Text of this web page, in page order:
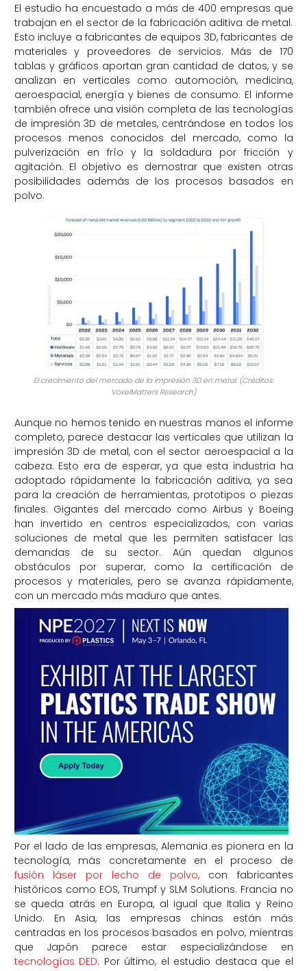
El estudio ha encuestado a más de 400 empresas que
trabajan en el sector de la fabricación aditiva de metal.
Esto incluye a fabricantes de equipos 3D, fabricantes de
materiales y proveedores de servicios. Más de 170
tablas y gráficos aportan gran cantidad de datos, y se
analizan en verticales como automoción, medicina,
aeroespacial, energía y bienes de consumo. El informe
también ofrece una visión completa de las tecnologías
de impresión 3D de metales, centrándose en todos los
procesos menos conocidos del mercado, como la
pulverización en frío y la soldadura por fricción y
agitación. El objetivo es demostrar que existen otras
posibilidades además de los procesos basados en
polvo.
El crecimiento del mercado de la impresión 3D en metal. (Créditos:
VoxelMatters Research)
Aunque no hemos tenido en nuestras manos el informe
completo, parece destacar las verticales que utilizan la
impresión 3D de metal, con el sector aeroespacial a la
cabeza. Esto era de esperar, ya que esta industria ha
adoptado rápidamente la fabricación aditiva, ya sea
para la creación de herramientas, prototipos o piezas
finales. Gigantes del mercado como Airbus y Boeing
han invertido en centros especializados, con varias
soluciones de metal que les permiten satisfacer las
demandas de su sector. Aún quedan algunos
obstáculos por superar, como la certificación de
procesos y materiales, pero se avanza rápidamente,
con un mercado más maduro que antes.
Por el lado de las empresas, Alemania es pionera en la
tecnología, más concretamente en el proceso de
fusión láser por lecho de polvo, con fabricantes
históricos como EOS, Trumpf y SLM Solutions. Francia no
se queda atrás en Europa, al igual que Italia y Reino
Unido. En Asia, las empresas chinas están más
centradas en los procesos basados en polvo, mientras
que Japón parece estar especializándose en
tecnologías DED. Por último, el estudio destaca que el